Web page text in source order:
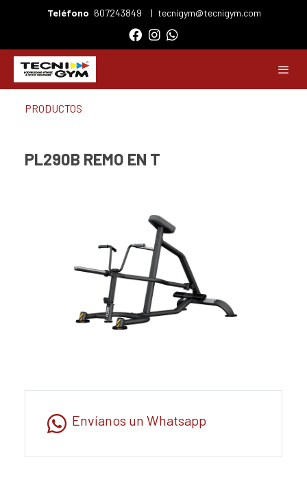
Teléfono 607243849 | tecnigym@tecnigym.com
PRODUCTOS
PL290B REMO EN T
Envíanos un Whatsapp